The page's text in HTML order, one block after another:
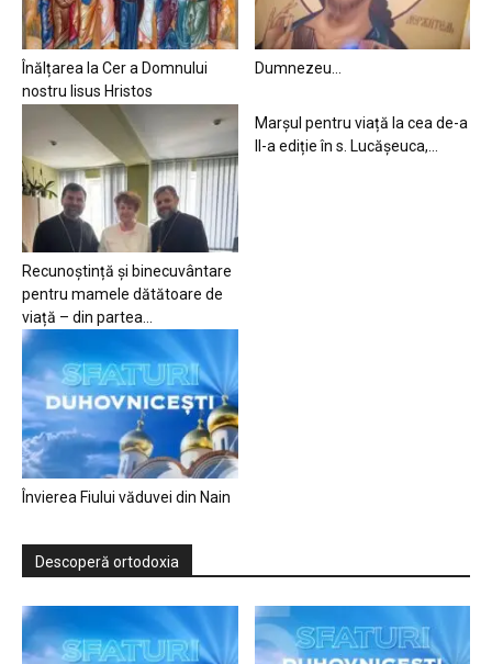
Înălțarea la Cer a Domnului
nostru Iisus Hristos
Dumnezeu…
Recunoștință și binecuvântare
pentru mamele dătătoare de
viață – din partea...
Marșul pentru viață la cea de-a
II-a ediție în s. Lucășeuca,...
Învierea Fiului văduvei din Nain
Descoperă ortodoxia